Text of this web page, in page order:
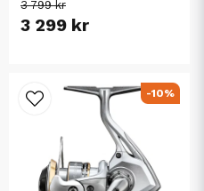
3 799 kr
3 299 kr
-10%